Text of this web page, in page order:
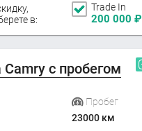
в:
Trade In
200 000 ₽
Camry с пробегом
Пробег
23000 км